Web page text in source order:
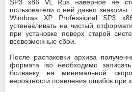
SP3 x86 VL Rus наверное не
пользователи с ней давно
Windows XP Professional SP3
устанавливать на чистый
при установке поверх старой
всевозможные сбои.
После распаковки архива
формата iso необходимо
болванку на минимальной
вероятности появления ошибок при